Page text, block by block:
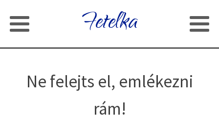
Fetelka
Ne felejts el, emlékezni
rám!